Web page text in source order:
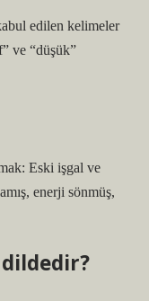
edilen kelimeler
ve “düşük”
Eski işgal ve
enerji sönmüş,